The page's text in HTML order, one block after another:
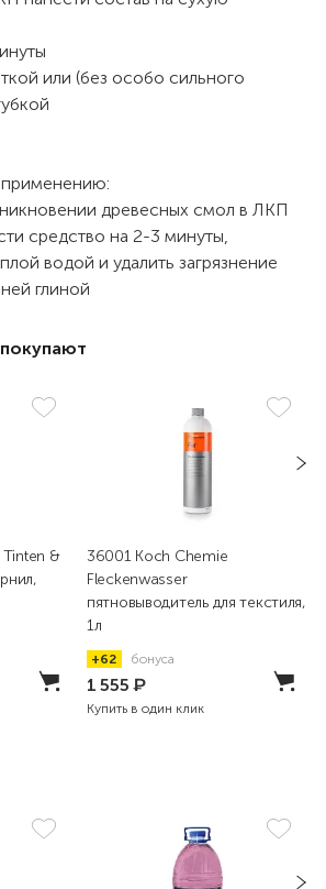
или (без особо сильного
древесных смол в ЛКП
средство на 2-3 минуты,
водой и удалить загрязнение
глиной
&
36001 Koch Chemie
Fleckenwasser
пятновыводитель для текстиля,
1л
+62 бонуса
1 555₽
Купить в один клик